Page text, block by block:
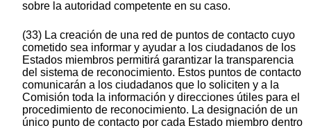
sobre la autoridad competente en su caso.
(33) La creación de una red de puntos de contacto cuyo
cometido sea informar y ayudar a los ciudadanos de los
Estados miembros permitirá garantizar la transparencia
del sistema de reconocimiento. Estos puntos de contacto
comunicarán a los ciudadanos que lo soliciten y a la
Comisión toda la información y direcciones útiles para el
procedimiento de reconocimiento. La designación de un
único punto de contacto por cada Estado miembro dentro